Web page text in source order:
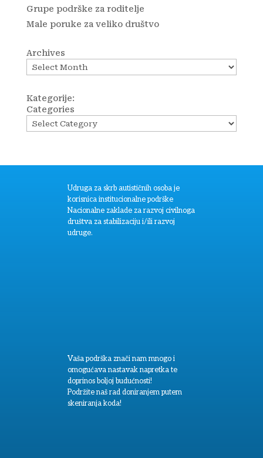
Grupe podrške za roditelje
Male poruke za veliko društvo
Archives
Kategorije:
Categories
Udruga za skrb autističnih osoba je
korisnica institucionalne podrške
Nacionalne zaklade za razvoj civilnoga
društva za stabilizaciju i/ili razvoj
udruge.
Vaša podrška znači nam mnogo i
omogućava nastavak napretka te
doprinos boljoj budućnosti!
Podržite naš rad doniranjem putem
skeniranja koda!